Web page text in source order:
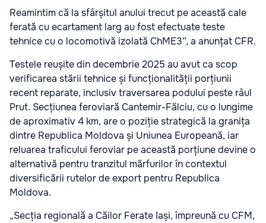
Reamintim că la sfârșitul anului trecut pe această cale
ferată cu ecartament larg au fost efectuate teste
tehnice cu o locomotivă izolată ChME3”, a anunțat CFR.
Testele reușite din decembrie 2025 au avut ca scop
verificarea stării tehnice și funcționalității porțiunii
recent reparate, inclusiv traversarea podului peste râul
Prut. Secțiunea feroviară Cantemir-Fălciu, cu o lungime
de aproximativ 4 km, are o poziție strategică la granița
dintre Republica Moldova și Uniunea Europeană, iar
reluarea traficului feroviar pe această porțiune devine o
alternativă pentru tranzitul mărfurilor în contextul
diversificării rutelor de export pentru Republica
Moldova.
„Secția regională a Căilor Ferate Iași, împreună cu CFM,